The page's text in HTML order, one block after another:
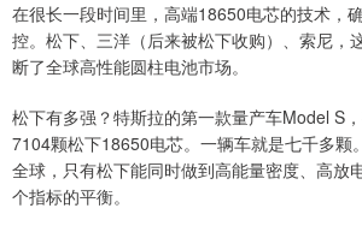
在很长一段时间里，高端18650电芯的技术，
控。松下、三洋（后来被松下收购）、索尼，
断了全球高性能圆柱电池市场。
松下有多强？特斯拉的第一款量产车Model S
7104颗松下18650电芯。一辆车就是七千多颗
全球，只有松下能同时做到高能量密度、高放
个指标的平衡。